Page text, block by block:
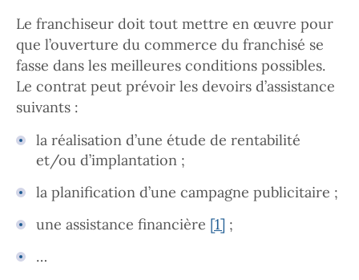
Le franchiseur doit tout mettre en œuvre pour
que l’ouverture du commerce du franchisé se
fasse dans les meilleures conditions possibles.
Le contrat peut prévoir les devoirs d’assistance
suivants :
la réalisation d’une étude de rentabilité
et/ou d’implantation ;
la planification d’une campagne publicitaire ;
une assistance financière [1] ;
…